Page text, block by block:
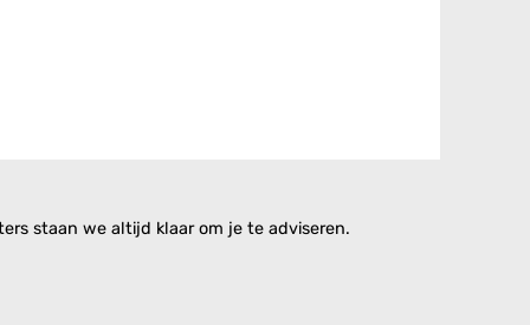
staan we altijd klaar om je te adviseren.